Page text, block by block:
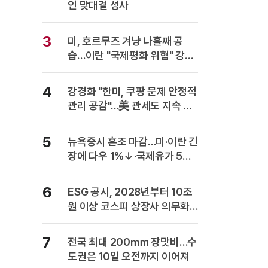
인 맞대결 성사
3
미, 호르무즈 겨냥 나흘째 공
습…이란 "국제평화 위협" 강력
반발
4
강경화 "한미, 쿠팡 문제 안정적
관리 공감"…美 관세도 지속 협
의
5
뉴욕증시 혼조 마감…미·이란 긴
장에 다우 1%↓·국제유가 5%
급등
6
ESG 공시, 2028년부터 10조
원 이상 코스피 상장사 의무화…
사업보고서에 담는다
7
전국 최대 200㎜ 장맛비…수
도권은 10일 오전까지 이어져